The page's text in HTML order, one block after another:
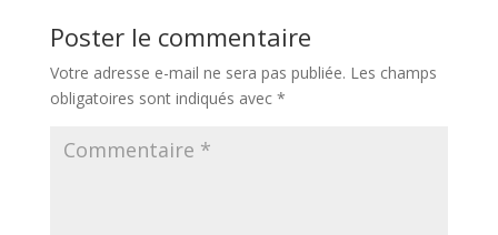
Poster le commentaire
Votre adresse e-mail ne sera pas publiée. Les champs
obligatoires sont indiqués avec *